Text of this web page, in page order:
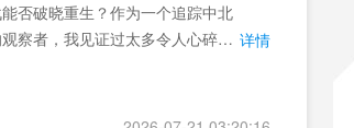
否破晓重生？作为一个追踪中北
察者，我见证过太多令人心碎的 详情